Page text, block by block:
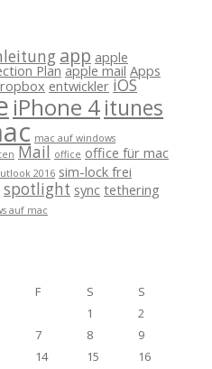
app apple
Plan apple mail Apps
entwickler iOS
iPhone 4itunes
mac auf windows
Mail office office für mac
2016 sim-lock frei
spotlight sync tethering
auf mac
F S
S
1
2
7 8
9
14 15
16